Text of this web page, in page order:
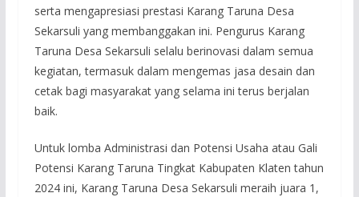
serta mengapresiasi prestasi Karang Taruna Desa
Sekarsuli yang membanggakan ini. Pengurus Karang
Taruna Desa Sekarsuli selalu berinovasi dalam semua
kegiatan, termasuk dalam mengemas jasa desain dan
cetak bagi masyarakat yang selama ini terus berjalan
baik.
Untuk lomba Administrasi dan Potensi Usaha atau Gali
Potensi Karang Taruna Tingkat Kabupaten Klaten tahun
2024 ini, Karang Taruna Desa Sekarsuli meraih juara 1,